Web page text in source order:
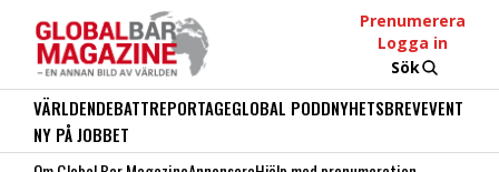
Prenumerera
Logga in
Sök
VÄRLDENDEBATTREPORTAGEGLOBAL PODDNYHETSBREVEVENT
NY PÅ JOBBET